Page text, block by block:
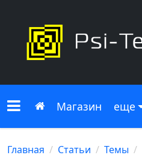
Меню сайта
Главная
Магазин еще
Главная Статьи Темы